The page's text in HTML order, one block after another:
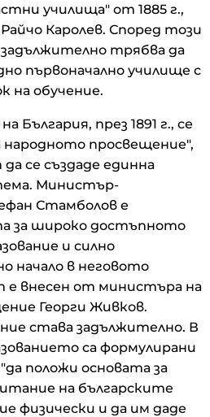
училища" от 1885 г.,
Каролев. Според този
задължително трябва да
първоначално училище с
на обучение.
България, през 1891 г., се
народното просвещение",
се създаде единна
Министър-
Стамболов е
за широко достъпното
и силно
начало в неговото
е внесен от министъра на
Георги Живков.
става задължително. В
са формулирани
положи основата за
на българските
физически и да им даде